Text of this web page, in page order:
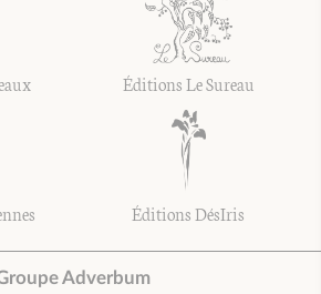
Éditions Le Sureau
Éditions DésIris
Adverbum